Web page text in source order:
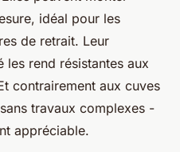
idéal pour les
de retrait. Leur
les rend résistantes aux
contrairement aux cuves
travaux complexes -
appréciable.